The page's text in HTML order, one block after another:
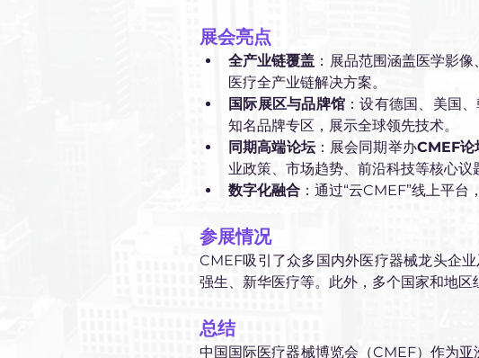
展会亮点
全产业链覆盖 ：展品范围涵盖医学影
医疗全产业链解决方案。
国际展区与品牌馆 ：设有德国、美国
知名品牌专区，展示全球领先技术。
同期高端论坛：展会同期举办CMEF论
业政策、市场趋势、前沿科技等核心议
数字化融合 ：通过“云CMEF”线上平
参展情况
CMEF吸引了众多国内外医疗器械龙头企
强生、新华医疗等。此外，多个国家和地区
总结
中国国际医疗器械博览会（CMEF）作为